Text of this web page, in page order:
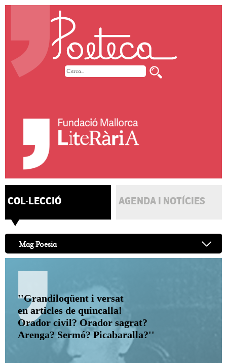
COL·LECCIÓ AGENDA I NOTÍCIES
Mag Poesia
''Grandiloqüent i versat
en articles de quincalla!
Orador civil? Orador sagrat?
Arenga? Sermó? Picabaralla?''